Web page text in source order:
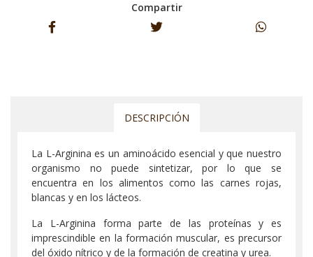
Compartir
DESCRIPCIÓN
La L-Arginina es un aminoácido esencial y que nuestro
organismo no puede sintetizar, por lo que se
encuentra en los alimentos como las carnes rojas,
blancas y en los lácteos.
La L-Arginina forma parte de las proteínas y es
imprescindible en la formación muscular, es precursor
del óxido nítrico y de la formación de creatina y urea.